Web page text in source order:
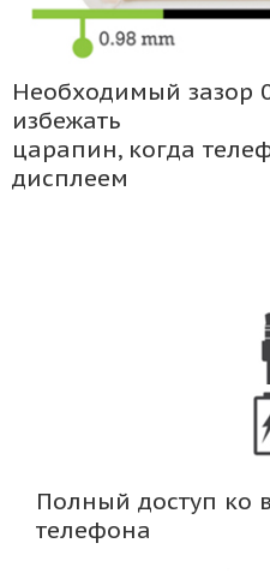
Необходимый зазор
избежать
царапин, когда
дисплеем
Полный доступ ко
телефона